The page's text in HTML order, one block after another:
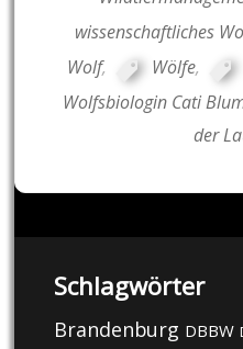
wissenschaftliches
Wolf, Wölfe,
Wolfsbiologin Cati
der
Schlagwörter
Brandenburg DBBW